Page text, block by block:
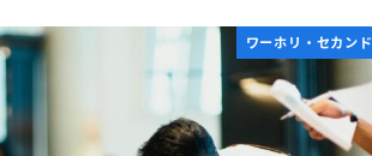
ワーホリ・セカンド